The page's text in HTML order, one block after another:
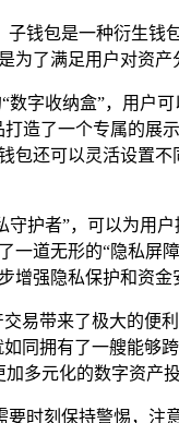
钱包是一种衍生
了满足用户对资产
字收纳盒”，用户
造了一个专属的
包还可以灵活设置
护者”，可以为用
一道无形的“隐私
增强隐私保护和资金
易带来了极大的
同拥有了一艘能够
多元化的数字资产投
时刻保持警惕，